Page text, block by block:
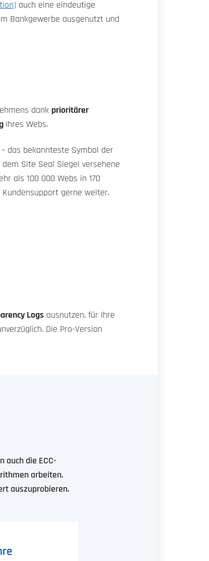
auch eine eindeutige
Bankgewerbe ausgenutzt und
dank prioritärer
Ihres Webs.
das bekannteste Symbol der
Site Seal Siegel versehene
als 100 000 Webs in 170
gerne weiter.
Logs ausnutzen, für Ihre
Die Pro-Version
auch die ECC-
arbeiten.
auszuprobieren.